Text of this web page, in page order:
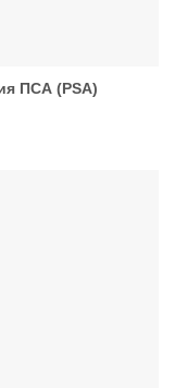
ПСА (PSA)